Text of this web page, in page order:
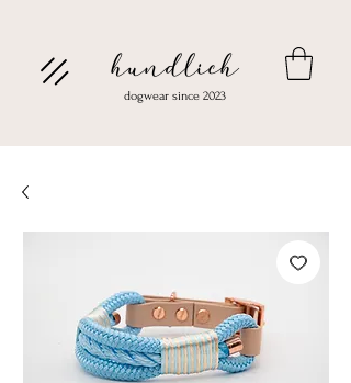
hundlich
dogwear since 2023